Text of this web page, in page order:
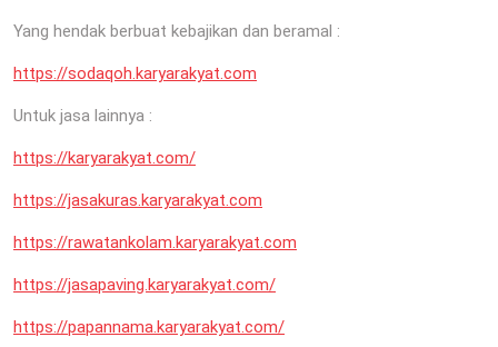
Yang hendak berbuat kebajikan dan beramal :
https://sodaqoh.karyarakyat.com
Untuk jasa lainnya :
https://karyarakyat.com/
https://jasakuras.karyarakyat.com
https://rawatankolam.karyarakyat.com
https://jasapaving.karyarakyat.com/
https://papannama.karyarakyat.com/